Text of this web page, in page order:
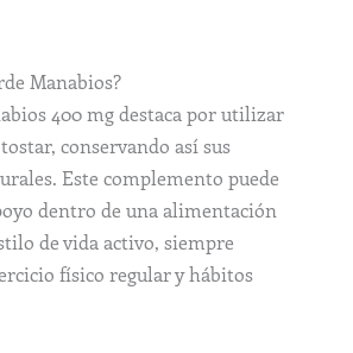
Manabios?
400 mg destaca por utilizar
conservando así sus
Este complemento puede
dentro de una alimentación
de vida activo, siempre
físico regular y hábitos